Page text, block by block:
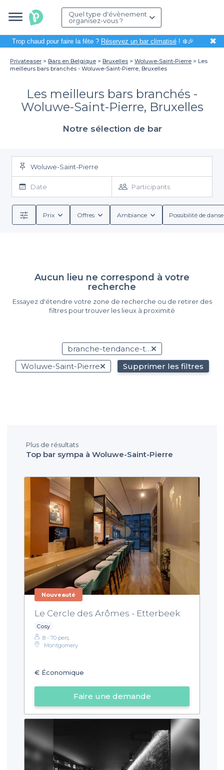
Quel type d'évènement
organisez-vous ?
Trop chaud pour faire la fête ? Réservez un bar climatisé! ❄️🎉 ✖
Privateaser Bars en Belgique Bruxelles Woluwe-Saint-Pierre
Les
meilleurs bars branchés - Woluwe-Saint-Pierre, Bruxelles
Les meilleurs bars branchés -
Woluwe-Saint-Pierre, Bruxelles
Notre sélection de bar
Woluwe-Saint-Pierre
Date Participants
Prix Offres Ambiance Possibilité de
Aucun lieu ne correspond à votre
recherche
Essayez d'étendre votre zone de recherche ou de retirer des
filtres pour trouver les lieux à proximité
branche-tendance-trendy
Woluwe-Saint-Pierre
Supprimer les filtres
Plus de résultats
Top bar sympa à Woluwe-Saint-Pierre
Nouveauté
Le Cercle des Arômes - Etterbeek
Cosy
8 - 70 pers.
Montgomery
€ Économique
Faire une demande